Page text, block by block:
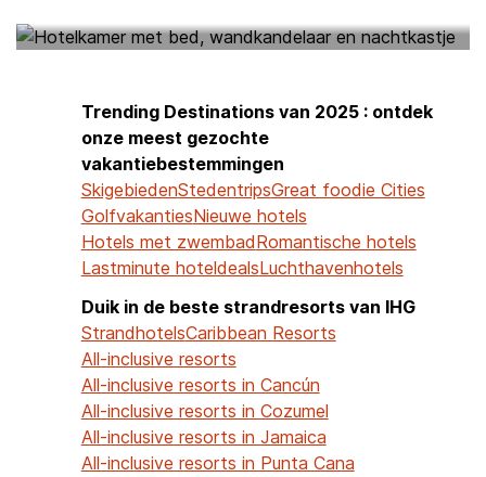
Trending Destinations van 2025 : ontdek
onze meest gezochte
vakantiebestemmingen
SkigebiedenStedentripsGreat foodie Cities
GolfvakantiesNieuwe hotels
Hotels met zwembadRomantische hotels
Lastminute hoteldealsLuchthavenhotels
Duik in de beste strandresorts van IHG
StrandhotelsCaribbean Resorts
All-inclusive resorts
All-inclusive resorts in Cancún
All-inclusive resorts in Cozumel
All-inclusive resorts in Jamaica
All-inclusive resorts in Punta Cana